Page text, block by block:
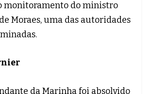
monitoramento do ministro
Moraes, uma das autoridades
da Marinha foi absolvido